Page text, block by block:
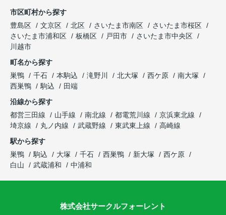
市区町村から探す
豊島区
文京区 北区 さいたま市南区
さいたま市桜区
さいたま市浦和区
板橋区 戸田市
さいたま市中央区
川越市
町名から探す
巣鴨
千石 本駒込 滝野川 北大塚 西ケ原
南大塚
西巣鴨
駒込
田端
沿線から探す
都営三田線
山手線 南北線 都電荒川線
京浜東北線
埼京線
丸ノ内線 武蔵野線 東武東上線
高崎線
駅から探す
巣鴨
駒込 大塚 千石 西巣鴨 新大塚
西ケ原
白山
武蔵浦和 中浦和
株式会社サークルフォーレント